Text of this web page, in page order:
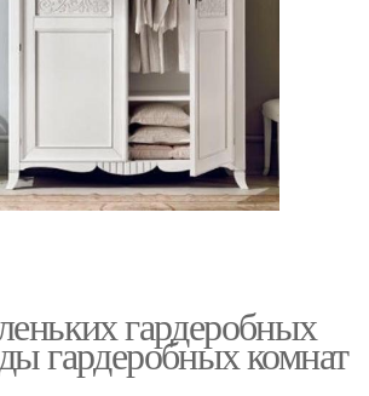
гардеробных
гардеробных комнат